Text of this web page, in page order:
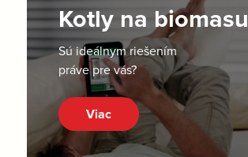
Kotly na biomasu
Sú ideálnym riešením
práve pre vás?
Viac